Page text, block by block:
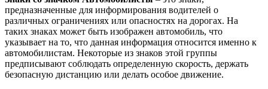
предназначенные для информирования водителей о
различных ограничениях или опасностях на дорогах. На
таких знаках может быть изображен автомобиль, что
указывает на то, что данная информация относится именно к
автомобилистам. Некоторые из знаков этой группы
предписывают соблюдать определенную скорость, держать
безопасную дистанцию или делать особое движение.